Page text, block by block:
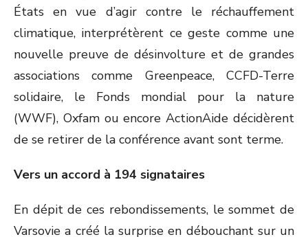
États en vue d’agir contre le réchauffement
climatique, interprétèrent ce geste comme une
nouvelle preuve de désinvolture et de grandes
associations comme Greenpeace, CCFD-Terre
solidaire, le Fonds mondial pour la nature
(WWF), Oxfam ou encore ActionAide décidèrent
de se retirer de la conférence avant sont terme.
Vers un accord à 194 signataires
En dépit de ces rebondissements, le sommet de
Varsovie a créé la surprise en débouchant sur un